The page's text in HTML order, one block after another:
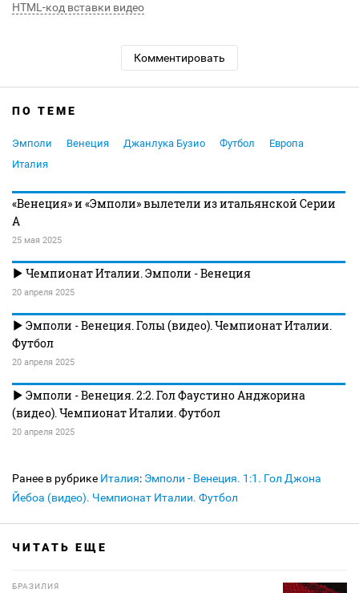
HTML-код вставки видео
Комментировать
ПО ТЕМЕ
Эмполи Венеция Джанлука Бузио Футбол
Европа
Италия
«Венеция» и «Эмполи» вылетели из итальянской Серии
А
25 мая 2025
Чемпионат Италии. Эмполи - Венеция
20 апреля 2025
Эмполи - Венеция. Голы (видео). Чемпионат Италии.
Футбол
20 апреля 2025
Эмполи - Венеция. 2:2. Гол Фаустино Анджорина
(видео). Чемпионат Италии. Футбол
20 апреля 2025
Ранее в рубрике Италия: Эмполи - Венеция. 1:1. Гол Джона
Йебоа (видео). Чемпионат Италии. Футбол
ЧИТАТЬ ЕЩЕ
БРАЗИЛИЯ